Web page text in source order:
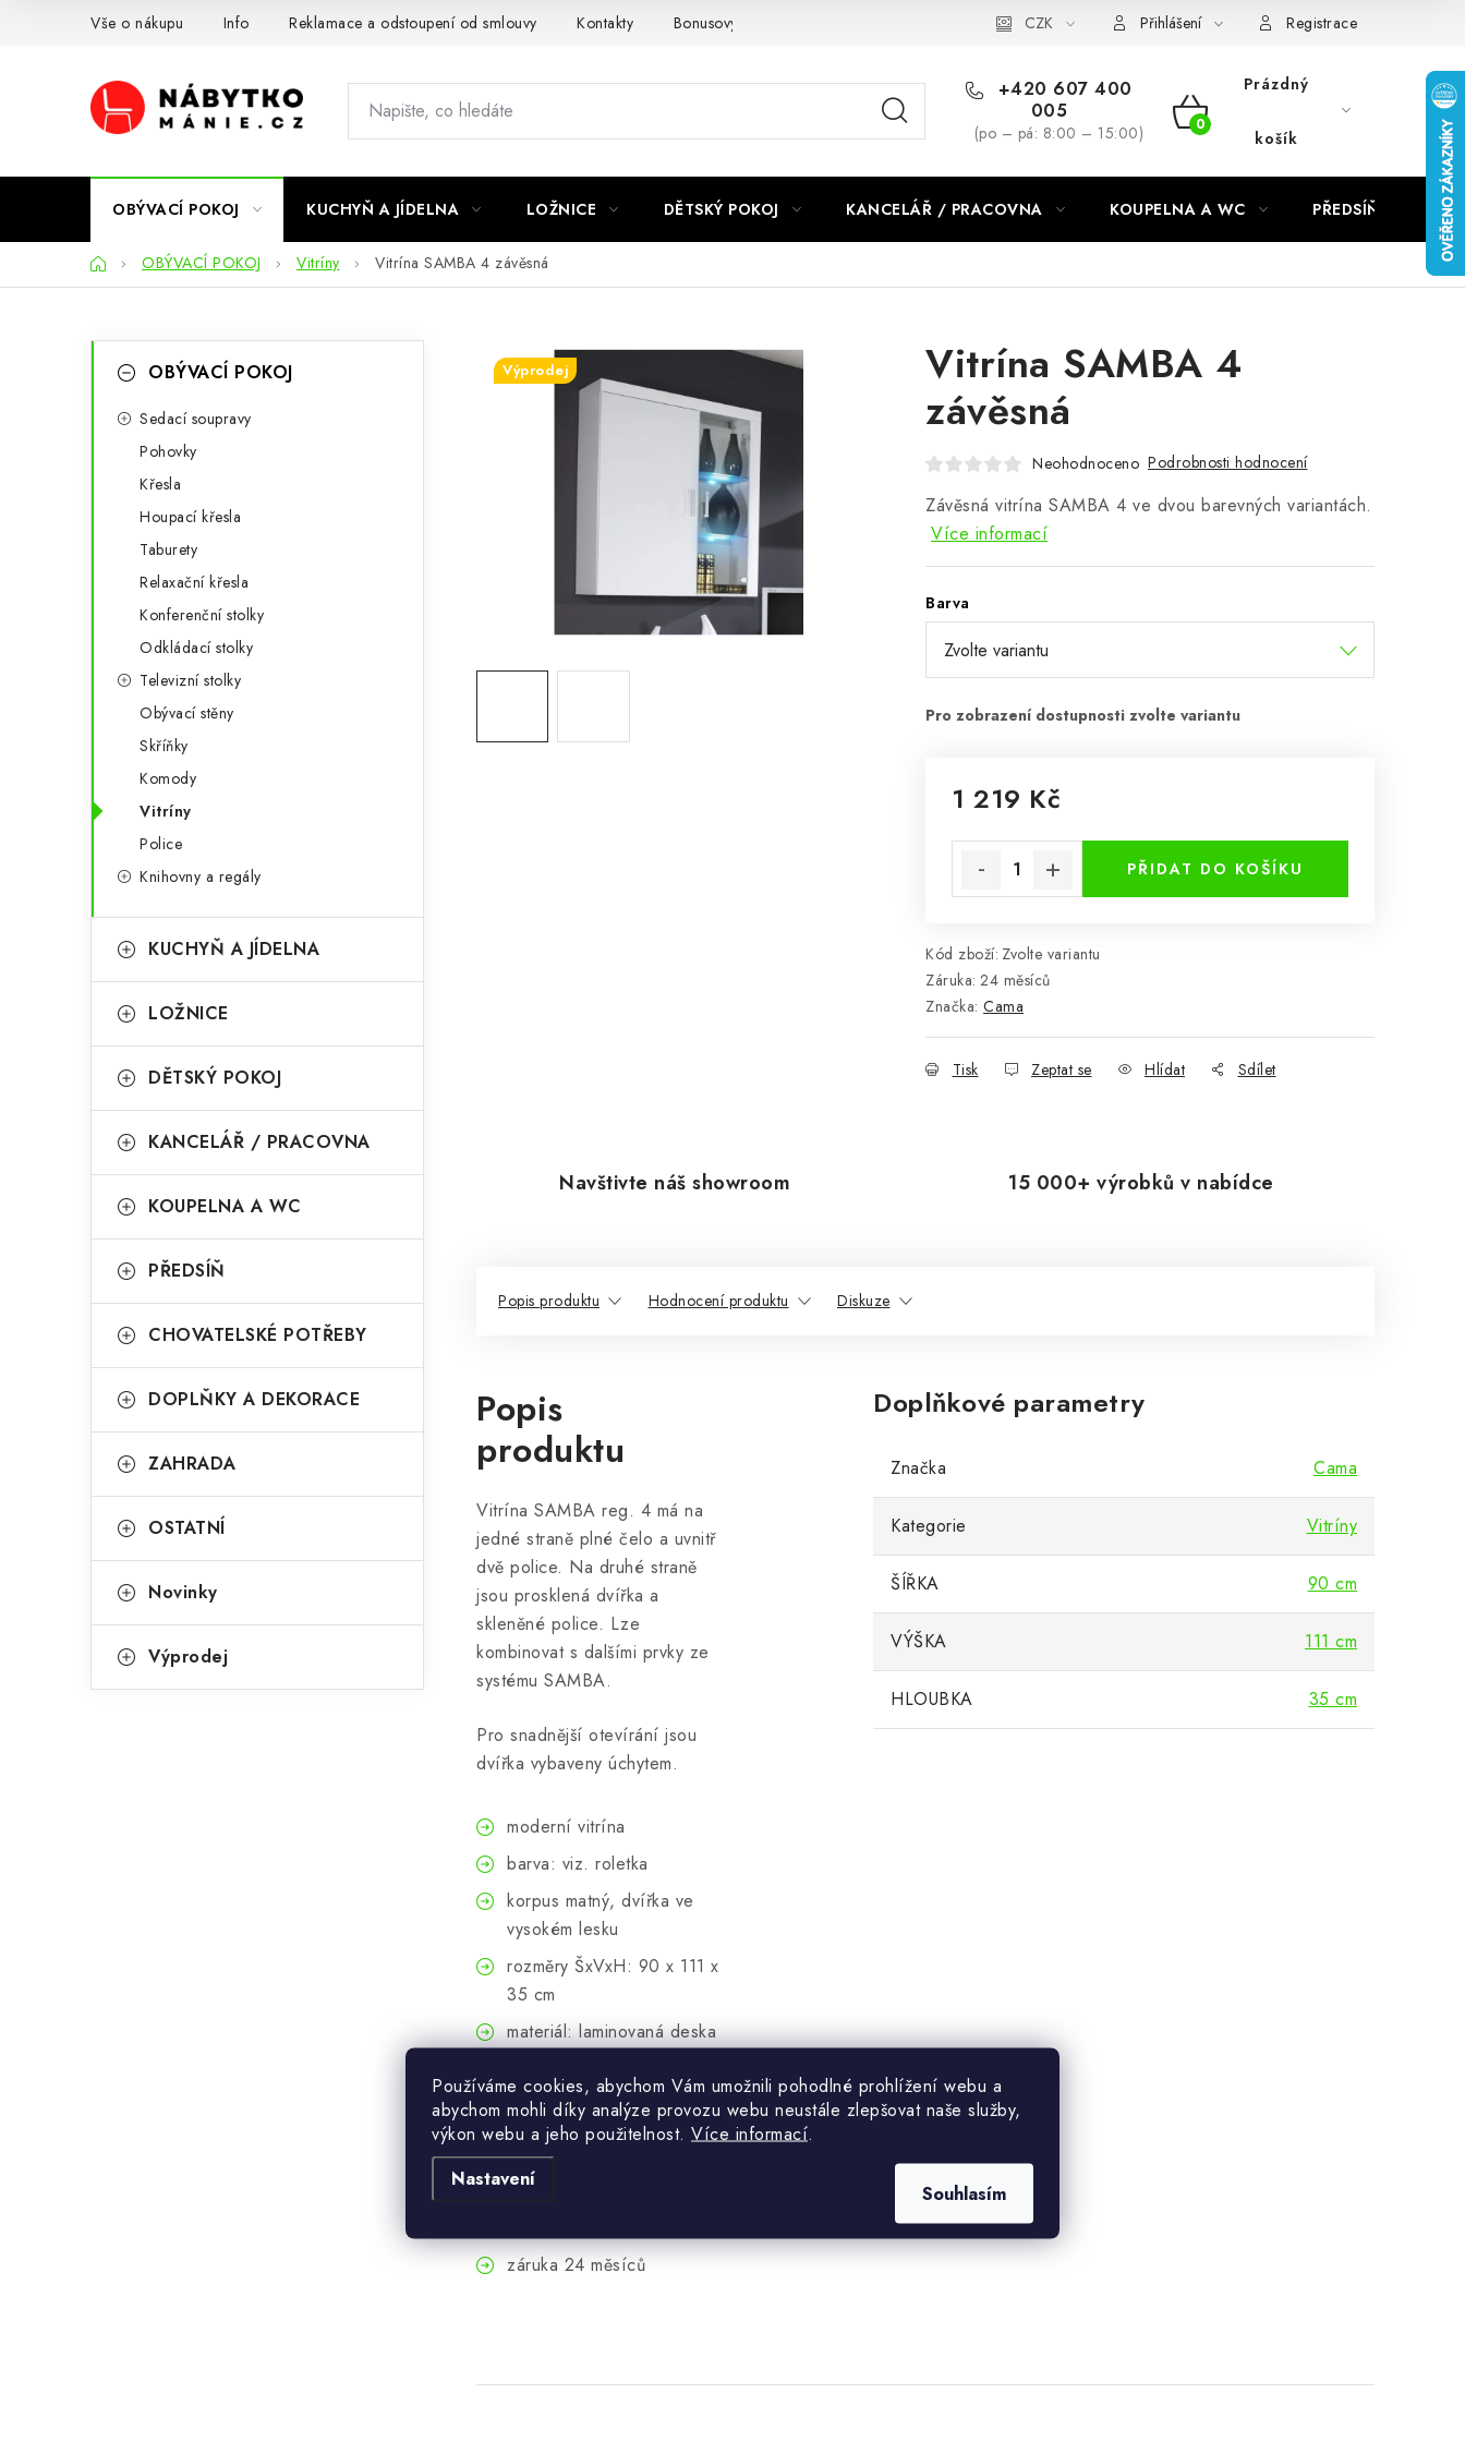
Používáme cookies, abychom Vám umožnili pohodlné prohlížení webu a
abychom mohli díky analýze provozu webu neustále zlepšovat naše služby,
výkon webu a jeho použitelnost. Více informací.
Nastavení
Souhlasím
Vše o nákupu Info Reklamace a odstoupení od smlouvy Kontakty Bonusový program NBM+ CZK Přihlášení Registrace
+420 607 400
005
(po – pá: 8:00 – 15:00)
NÁKUPNÍ
Prázdný
košík
OBÝVACÍ POKOJ KUCHYŇ A JÍDELNA LOŽNICE DĚTSKÝ POKOJ KANCELÁŘ / PRACOVNA KOUPELNA A WC PŘEDSÍŇ
DomůOBÝVACÍ POKOJ Vitríny Vitrína SAMBA 4 závěsná
n
kategorieOBÝVACÍ POKOJ
Sedací soupravy
Pohovky
Křesla
Houpací křesla
Taburety
Relaxační křesla
Konferenční stolky
Odkládací stolky
Televizní stolky
Obývací stěny
Skříňky
Komody
Vitríny
Police
Knihovny a regály
KUCHYŇ A JÍDELNA
LOŽNICE
DĚTSKÝ POKOJ
KANCELÁŘ / PRACOVNA
KOUPELNA A WC
PŘEDSÍŇ
CHOVATELSKÉ POTŘEBY
DOPLŇKY A DEKORACE
ZAHRADA
OSTATNÍ
Novinky
Výprodej
Vitrína SAMBA 4
závěsná
Neohodnoceno Podrobnosti hodnocení
Závěsná vitrína SAMBA 4 ve dvou barevných variantách.
Více informací
Barva
1 219 Kč
PŘIDAT DO KOŠÍKU
Kód zboží: Zvolte variantu
Záruka: 24 měsíců
Značka: Cama
Tisk Zeptat se Hlídat Sdílet
Výprodej
Navštivte náš showroom 15 000+ výrobků v nabídce
Popis produktu Hodnocení produktu Diskuze
Popis
produktu
Vitrína SAMBA reg. 4 má na
jedné straně plné čelo a uvnitř
dvě police. Na druhé straně
jsou prosklená dvířka a
skleněné police. Lze
kombinovat s dalšími prvky ze
systému SAMBA.
Pro snadnější otevírání jsou
dvířka vybaveny úchytem.
moderní vitrína
barva: viz. roletka
korpus matný, dvířka ve
vysokém lesku
rozměry ŠxVxH: 90 x 111 x
35 cm
materiál: laminovaná deska
není určeno jako stojící
vitrína
počet balení: 1; hmotnost:
37 kg
záruka 24 měsíců
Doplňkové parametry
Značka Cama
Kategorie Vitríny
ŠÍŘKA 90 cm
VÝŠKA 111 cm
HLOUBKA 35 cm